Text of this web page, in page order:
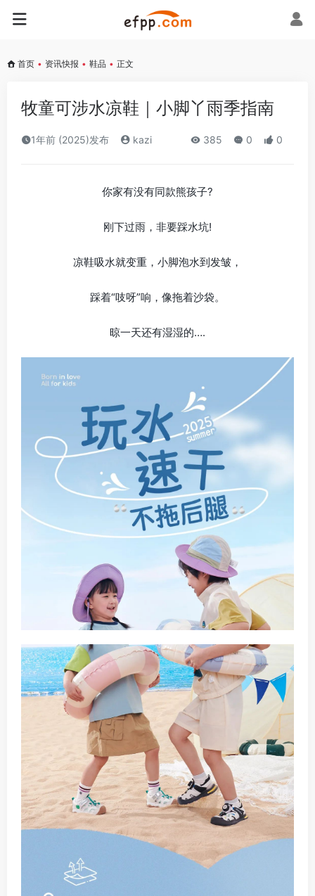
首页 • 资讯快报 • 鞋品 • 正文
牧童可涉水凉鞋｜小脚丫雨季指南
1年前 (2025)发布 kazi 385 0 0
你家有没有同款熊孩子?
刚下过雨，非要踩水坑!
凉鞋吸水就变重，小脚泡水到发皱，
踩着“吱呀”响，像拖着沙袋。
晾一天还有湿湿的….